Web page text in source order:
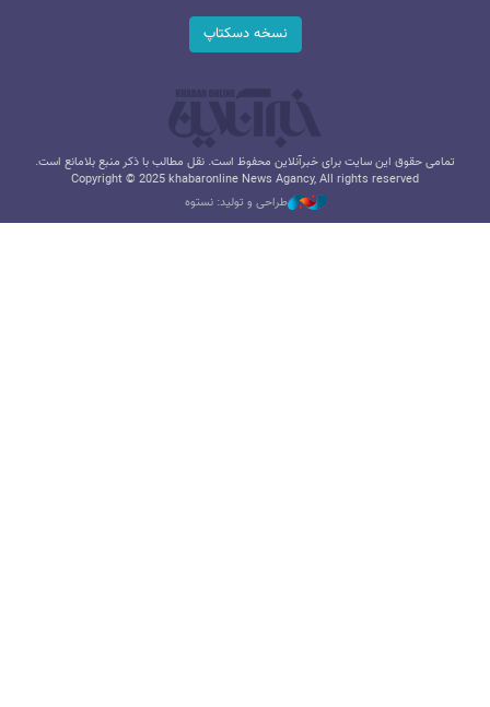
نسخه دسکتاپ
تمامی حقوق این سایت برای خبرآنلاین محفوظ است. نقل مطالب با ذکر منبع بلامانع است.
Copyright © 2025 khabaronline News Agancy, All rights reserved
طراحی و تولید: نستوه